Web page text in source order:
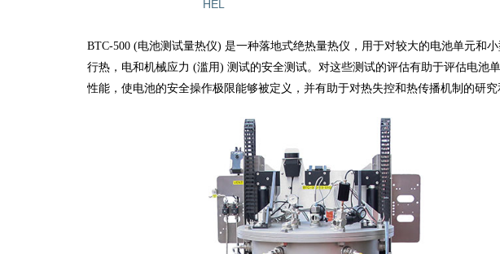
HEL
BTC-500 (电池测试量热仪) 是一种落地式绝热量热仪，用于对较大的电池单元和
行热，电和机械应力 (滥用) 测试的安全测试。对这些测试的评估有助于评估电池
性能，使电池的安全操作极限能够被定义，并有助于对热失控和热传播机制的研究